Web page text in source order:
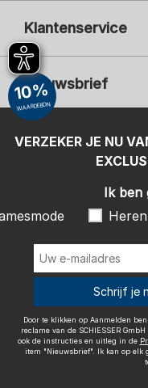
Klantenservice
Nieuwsbrief
Uw e-mailadres
ADIDAS
Door te klikken op
gepersonaliseerde reclame
sla ik acht op en
, in het
effect naar de toekomst
Wij
VERZEKER JE NU
10%
WAARDEBON
Ik ben
Schrijf je
Door te klikken op Aanmelden
reclame van de SCHIESSER
ook de instructies en uitleg in de
item "Nieuwsbrief". Ik kan op elk